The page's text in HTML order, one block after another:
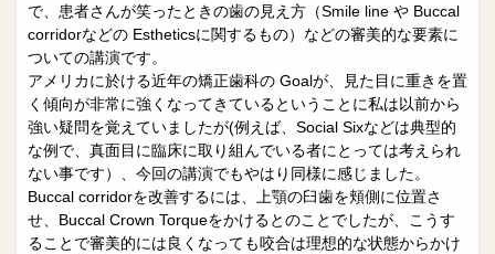
で、患者さんが笑ったときの歯の見え方（Smile line や Buccal
corridorなどの Estheticsに関するもの）などの審美的な要素に
ついての講演です。
アメリカに於ける近年の矯正歯科の Goalが、見た目に重きを置
く傾向が非常に強くなってきているということに私は以前から
強い疑問を覚えていましたが(例えば、Social Sixなどは典型的
な例で、真面目に臨床に取り組んでいる者にとっては考えられ
ない事です）、今回の講演でもやはり同様に感じました。
Buccal corridorを改善するには、上顎の臼歯を頬側に位置さ
せ、Buccal Crown Torqueをかけるとのことでしたが、こうす
ることで審美的には良くなっても咬合は理想的な状態からかけ